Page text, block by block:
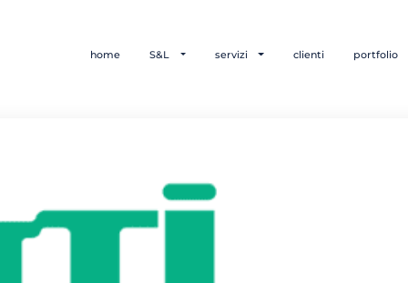
home S&L servizi clienti portfolio